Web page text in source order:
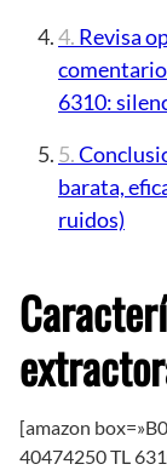
Revisa
6310:
barata,
ruidos)
[amazon
40474250 TL